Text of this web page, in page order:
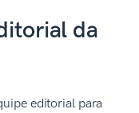
da
editorial para